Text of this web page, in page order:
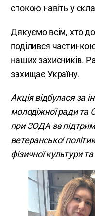
спокою навіть у
Дякуємо всім, хто
поділився
наших захисників.
захищає Україну.
Акція відбулася за
молодіжної ради та
при ЗОДА за
ветеранської
фізичної культури